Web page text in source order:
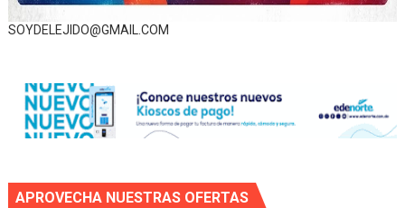
SOYDELEJIDO@GMAIL.COM
APROVECHA NUESTRAS OFERTAS